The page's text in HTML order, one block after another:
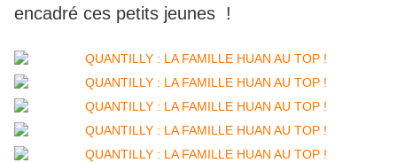
encadré ces petits jeunes !